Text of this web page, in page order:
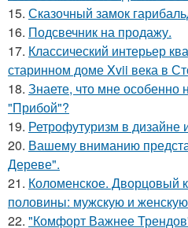
15. Сказочный замок
16. Подсвечник на продажу.
17. Классический интерьер
старинном доме Xvii века в
18. Знаете, что мне особенно
"Прибой"?
19. Ретрофутуризм в дизайне
20. Вашему вниманию
Дереве".
21. Коломенское. Дворцовый
половины: мужскую и
22. "Комфорт Важнее